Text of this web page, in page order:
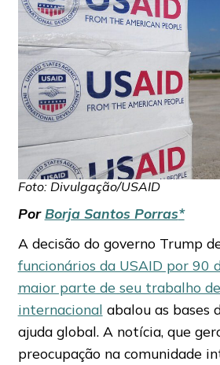
Foto: Divulgação/USAID
Por Borja Santos Porras*
A decisão do governo Trump
funcionários da USAID por 90
maior parte de seu trabalho
internacional abalou as bases
ajuda global. A notícia, que
preocupação na comunidade